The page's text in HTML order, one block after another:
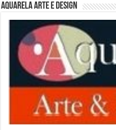
Aquarela Arte e Design